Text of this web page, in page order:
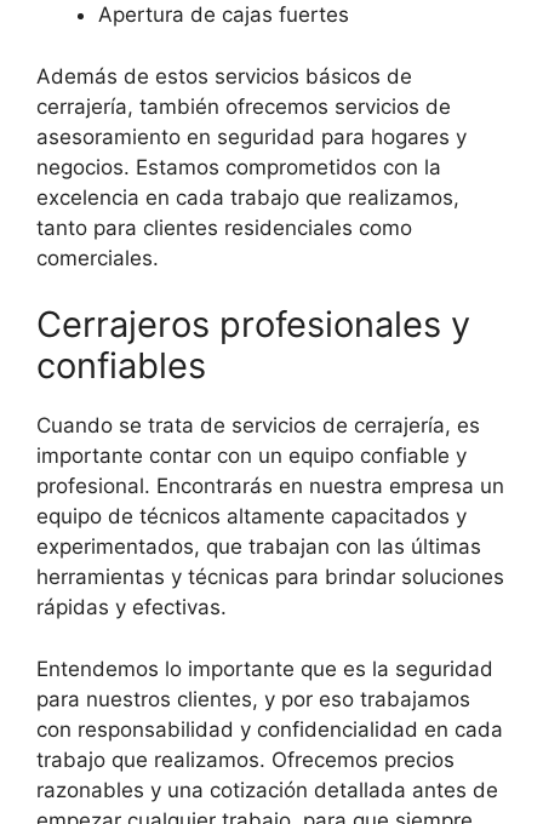
Apertura de cajas fuertes
Además de estos servicios básicos de
cerrajería, también ofrecemos servicios de
asesoramiento en seguridad para hogares y
negocios. Estamos comprometidos con la
excelencia en cada trabajo que realizamos,
tanto para clientes residenciales como
comerciales.
Cerrajeros profesionales y
confiables
Cuando se trata de servicios de cerrajería, es
importante contar con un equipo confiable y
profesional. Encontrarás en nuestra empresa un
equipo de técnicos altamente capacitados y
experimentados, que trabajan con las últimas
herramientas y técnicas para brindar soluciones
rápidas y efectivas.
Entendemos lo importante que es la seguridad
para nuestros clientes, y por eso trabajamos
con responsabilidad y confidencialidad en cada
trabajo que realizamos. Ofrecemos precios
razonables y una cotización detallada antes de